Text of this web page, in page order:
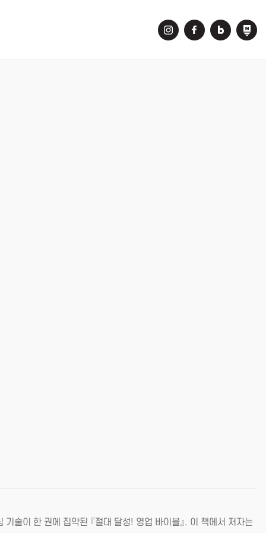
술이 한 권에 집약된 『절대 달성! 영업 바이블』. 이 책에서 저자는